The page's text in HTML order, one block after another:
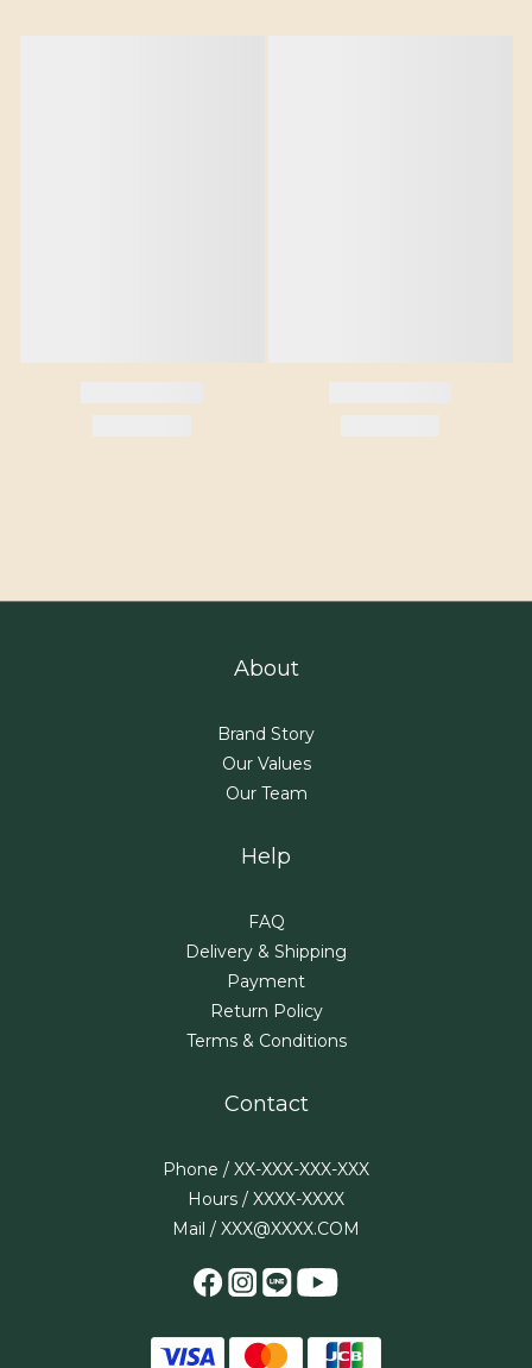
About
Brand Story
Our Values
Our Team
Help
FAQ
Delivery & Shipping
Payment
Return Policy
Terms & Conditions
Contact
Phone / XX-XXX-XXX-XXX
Hours / XXXX-XXXX
Mail / XXX@XXXX.COM